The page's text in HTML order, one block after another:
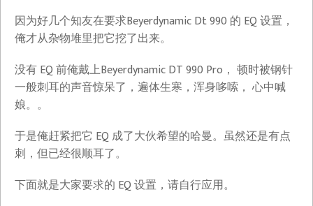
因为好几个知友在要求Beyerdynamic Dt 990 的 EQ 设置，
俺才从杂物堆里把它挖了出来。
没有 EQ 前俺戴上Beyerdynamic DT 990 Pro， 顿时被钢针
一般刺耳的声音惊呆了，遍体生寒，浑身哆嗦， 心中喊
娘。。
于是俺赶紧把它 EQ 成了大伙希望的哈曼。虽然还是有点
刺，但已经很顺耳了。
下面就是大家要求的 EQ 设置，请自行应用。